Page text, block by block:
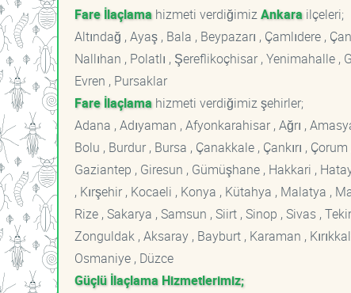
Fare İlaçlama hizmeti verdiğimizAnkara ilçeleri;
Altındağ , Ayaş , Bala , Beypazarı , Çamlıdere ,
Nallıhan , Polatlı , Şereflikoçhisar , Yenimahalle
Evren , Pursaklar
Fare İlaçlama hizmeti verdiğimiz şehirler;
Adana , Adıyaman , Afyonkarahisar , Ağrı ,
Bolu , Burdur , Bursa , Çanakkale , Çankırı ,
Gaziantep , Giresun , Gümüşhane , Hakkari ,
, Kırşehir , Kocaeli , Konya , Kütahya , Malatya ,
Rize , Sakarya , Samsun , Siirt , Sinop , Sivas ,
Zonguldak , Aksaray , Bayburt , Karaman ,
Osmaniye , Düzce
Güçlü İlaçlama Hizmetlerimiz;